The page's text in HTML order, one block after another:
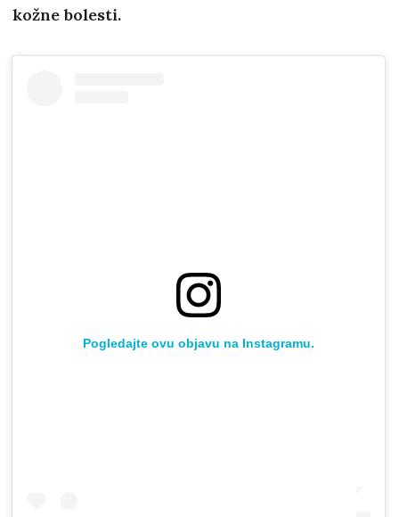
kožne bolesti.
Pogledajte ovu objavu na Instagramu.